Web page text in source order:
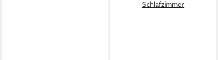
Schlafzimmer